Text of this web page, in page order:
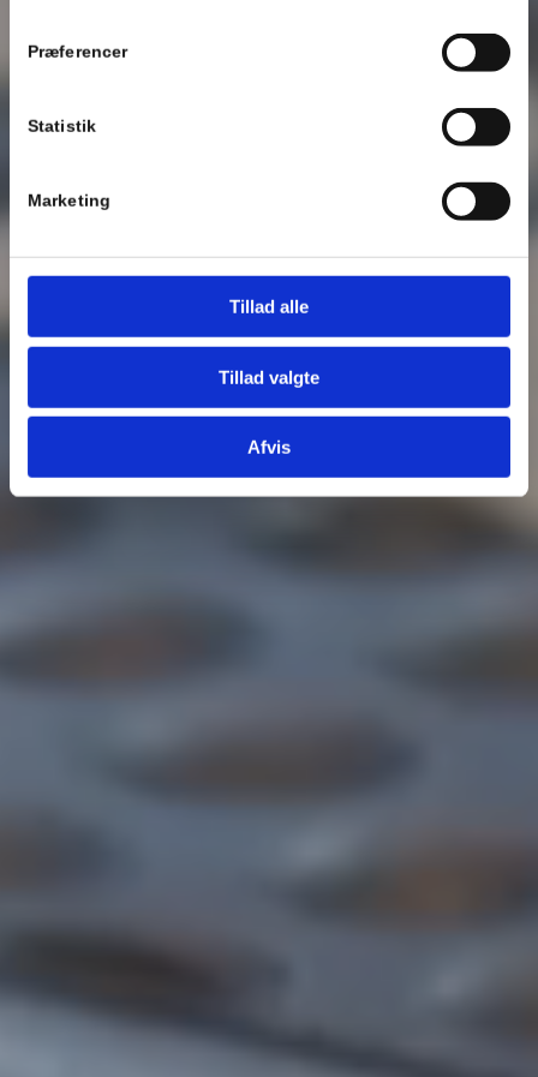
Præferencer
Statistik
Marketing
Tillad alle
Tillad valgte
Afvis